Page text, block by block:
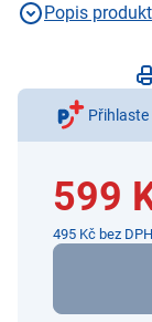
Popis
Přihlaste
599
495 Kč bez DPH